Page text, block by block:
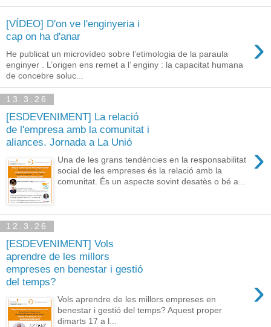
[VÍDEO] D'on ve l'enginyeria i
cap on ha d'anar
›
He publicat un microvídeo sobre l’etimologia de la paraula
enginyer . L’origen ens remet a l’ enginy : la capacitat humana
de concebre soluc...
13.3.26
[ESDEVENIMENT] La relació
de l'empresa amb la comunitat i
aliances. Jornada a La Unió
›
Una de les grans tendències en la responsabilitat
social de les empreses és la relació amb la
comunitat. És un aspecte sovint desatès o bé a...
12.3.26
[ESDEVENIMENT] Vols
aprendre de les millors
empreses en benestar i gestió
del temps?
›
Vols aprendre de les millors empreses en
benestar i gestió del temps? Aquest proper
dimarts 17 a l...